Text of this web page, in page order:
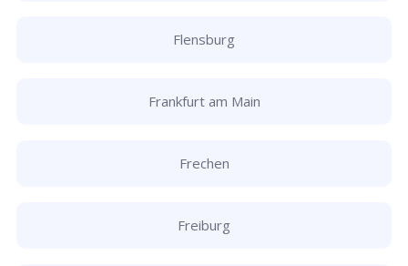
Flensburg
Frankfurt am Main
Frechen
Freiburg